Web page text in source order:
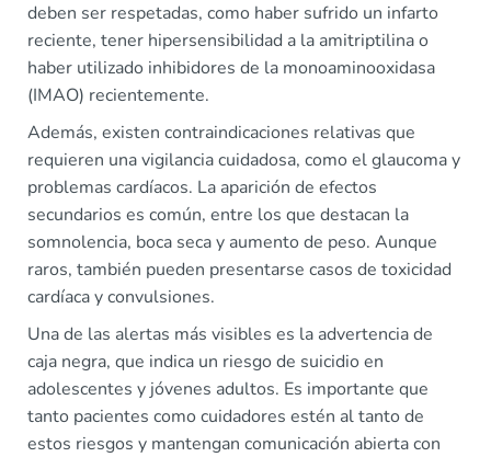
deben ser respetadas, como haber sufrido un infarto
reciente, tener hipersensibilidad a la amitriptilina o
haber utilizado inhibidores de la monoaminooxidasa
(IMAO) recientemente.
Además, existen contraindicaciones relativas que
requieren una vigilancia cuidadosa, como el glaucoma y
problemas cardíacos. La aparición de efectos
secundarios es común, entre los que destacan la
somnolencia, boca seca y aumento de peso. Aunque
raros, también pueden presentarse casos de toxicidad
cardíaca y convulsiones.
Una de las alertas más visibles es la advertencia de
caja negra, que indica un riesgo de suicidio en
adolescentes y jóvenes adultos. Es importante que
tanto pacientes como cuidadores estén al tanto de
estos riesgos y mantengan comunicación abierta con